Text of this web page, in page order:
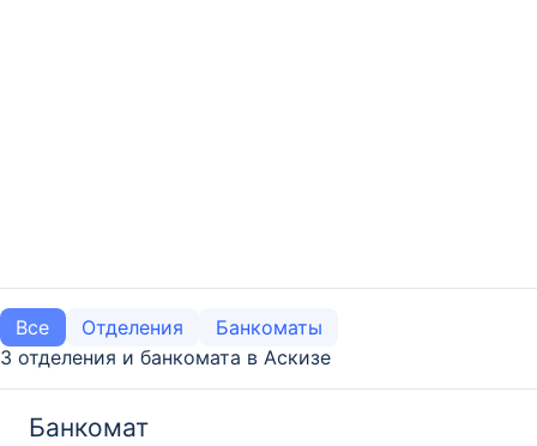
Все Отделения
Банкоматы
3 отделения и банкомата в Аскизе
Банкомат